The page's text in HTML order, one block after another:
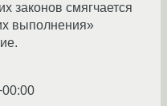
законов смягчается
выполнения»